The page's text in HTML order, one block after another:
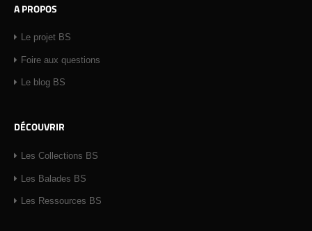
A PROPOS
Le projet BS
Foire aux questions
Le blog BS
DÉCOUVRIR
Les Collections BS
Les Balades BS
Les Ressources BS